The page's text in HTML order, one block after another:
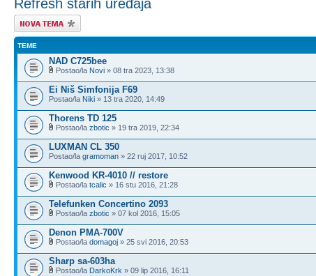
Refresh starih uređaja
Započni novu temu
TEME
NAD C725bee
Postao/la Novi » 08 tra 2023, 13:38
Ei Niš Simfonija F69
Postao/la Niki » 13 tra 2020, 14:49
Thorens TD 125
Postao/la zbotic » 19 tra 2019, 22:34
LUXMAN CL 350
Postao/la gramoman » 22 ruj 2017, 10:52
Kenwood KR-4010 // restore
Postao/la tcalic » 16 stu 2016, 21:28
Telefunken Concertino 2093
Postao/la zbotic » 07 kol 2016, 15:05
Denon PMA-700V
Postao/la domagoj » 25 svi 2016, 20:53
Sharp sa-603ha
Postao/la DarkoKrk » 09 lip 2016, 16:11